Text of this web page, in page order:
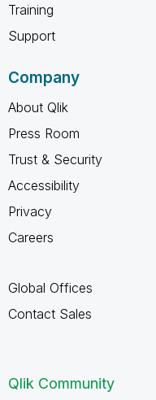
Training
Support
Company
About Qlik
Press Room
Trust & Security
Accessibility
Privacy
Careers
Global Offices
Contact Sales
Qlik Community